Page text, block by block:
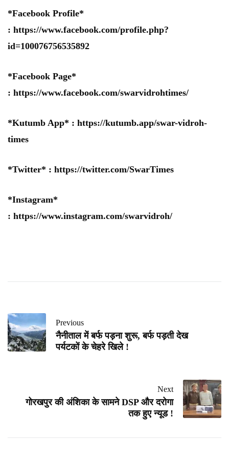
*Facebook Profile*
: https://www.facebook.com/profile.php?
id=100076756535892
*Facebook Page*
: https://www.facebook.com/swarvidrohtimes/
*Kutumb App* : https://kutumb.app/swar-vidroh-
times
*Twitter* : https://twitter.com/SwarTimes
*Instagram*
: https://www.instagram.com/swarvidroh/
Previous
नैनीताल में बर्फ पड़ना शुरू, बर्फ पड़ती देख
पर्यटकों के चेहरे खिले !
Next
गोरखपुर की अंशिका के सामने DSP और दरोगा
तक हुए न्यूड !